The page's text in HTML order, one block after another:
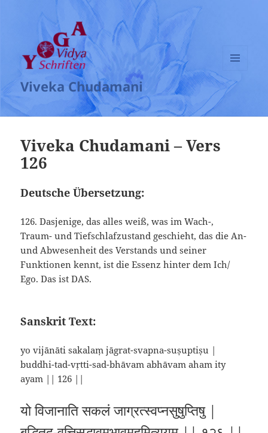
Viveka Chudamani
UND
WIDGETS
Viveka Chudamani – Vers
126
Deutsche Übersetzung:
126. Dasjenige, das alles weiß, was im Wach-,
Traum- und Tiefschlafzustand geschieht, das die An-
und Abwesenheit des Verstands und seiner
Funktionen kennt, ist die Essenz hinter dem Ich/
Ego. Das ist DAS.
Sanskrit Text:
yo vijānāti sakalaṃ jāgrat-svapna-suṣuptiṣu |
buddhi-tad-vṛtti-sad-bhāvam abhāvam aham ity
ayam || 126 ||
यो विजानाति सकलं जाग्रत्स्वप्नसुषुप्तिषु |